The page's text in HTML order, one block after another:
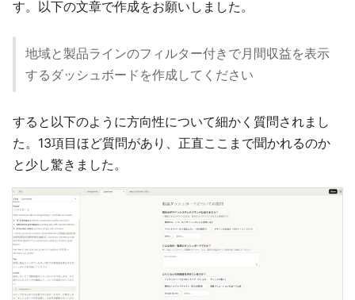
す。以下の文章で作成をお願いしました。
地域と製品ラインのフィルター付きで月間収益を表示
するダッシュボードを作成してください
すると以下のように方向性について細かく質問されまし
た。13項目ほど質問があり、正直ここまで聞かれるのか
と少し驚きました。